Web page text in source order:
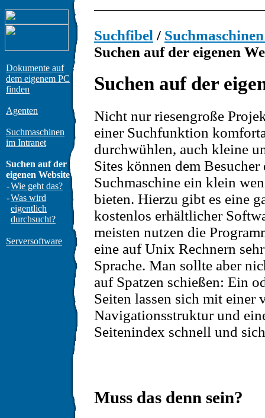
Dokumente auf
dem eigenem PC
finden
Agenten
Suchmaschinen
im Intranet
Suchen auf der
eigenen Website
-Wie geht das?
-Was wird
eigentlich
durchsucht?
Serversoftware
Suchfibel /
Suchen auf der eigenen
Suchen auf der
Nicht nur riesengroße
einer Suchfunktion
durchwühlen, auch kleine
Sites können dem Besucher
Suchmaschine ein klein
bieten. Hierzu gibt es eine
kostenlos erhältlicher
meisten nutzen die
eine auf Unix Rechnern
Sprache. Man sollte aber
auf Spatzen schießen: Ein
Seiten lassen sich mit einer
Navigationsstruktur und
Seitenindex schnell und
Muss das denn sein?